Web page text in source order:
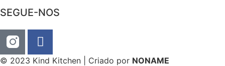
SEGUE-NOS
© 2023 Kind Kitchen | Criado por NONAME